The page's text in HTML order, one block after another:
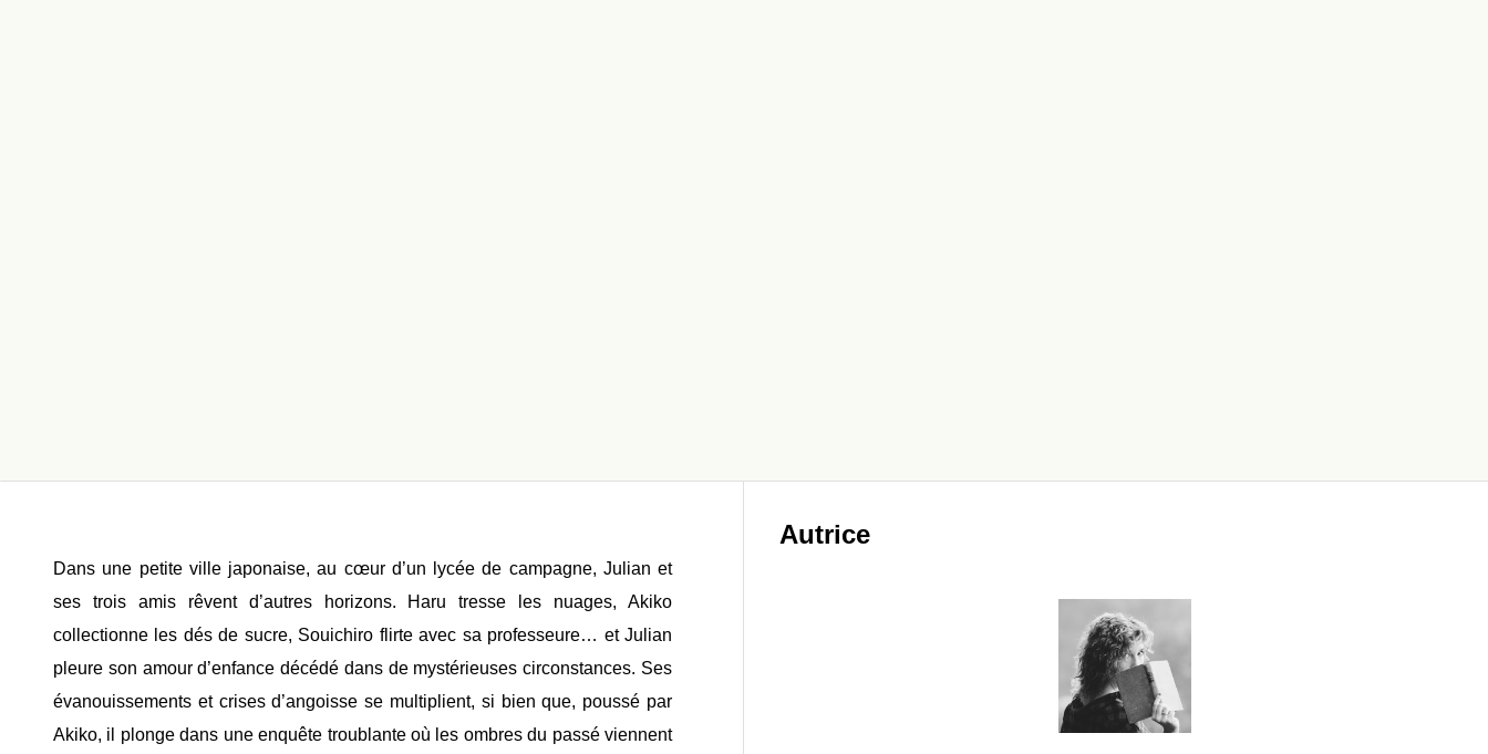
Dans une petite ville japonaise, au cœur d’un lycée de campagne, Julian et
ses trois amis rêvent d’autres horizons. Haru tresse les nuages, Akiko
collectionne les dés de sucre, Souichiro flirte avec sa professeure… et Julian
pleure son amour d’enfance décédé dans de mystérieuses circonstances. Ses
évanouissements et crises d’angoisse se multiplient, si bien que, poussé par
Akiko, il plonge dans une enquête troublante où les ombres du passé viennent
Autrice